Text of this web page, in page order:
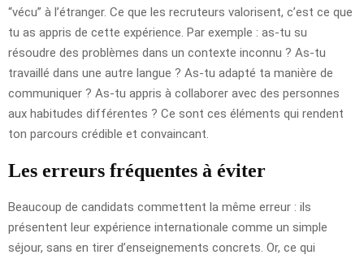
“vécu” à l’étranger. Ce que les recruteurs valorisent, c’est ce que
tu as appris de cette expérience. Par exemple : as-tu su
résoudre des problèmes dans un contexte inconnu ? As-tu
travaillé dans une autre langue ? As-tu adapté ta manière de
communiquer ? As-tu appris à collaborer avec des personnes
aux habitudes différentes ? Ce sont ces éléments qui rendent
ton parcours crédible et convaincant.
Les erreurs fréquentes à éviter
Beaucoup de candidats commettent la même erreur : ils
présentent leur expérience internationale comme un simple
séjour, sans en tirer d’enseignements concrets. Or, ce qui